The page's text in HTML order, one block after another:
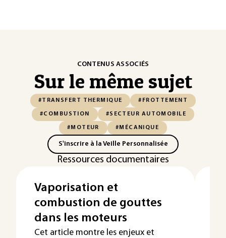
CONTENUS ASSOCIÉS
Sur le même sujet
#TRANSFERT THERMIQUE #FROTTEMENT
#COMBUSTION #SECTEUR AUTOMOBILE
#MOTEUR #MÉCANIQUE
S'inscrire à la Veille Personnalisée
Ressources documentaires
Vaporisation et
combustion de gouttes
dans les moteurs
Cet article montre les enjeux et